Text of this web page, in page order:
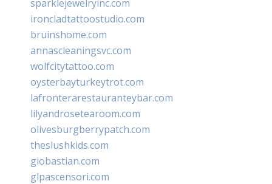
sparklejewelryinc.com
ironcladtattoostudio.com
bruinshome.com
annascleaningsvc.com
wolfcitytattoo.com
oysterbayturkeytrot.com
lafronterarestauranteybar.com
lilyandrosetearoom.com
olivesburgberrypatch.com
theslushkids.com
giobastian.com
glpascensori.com